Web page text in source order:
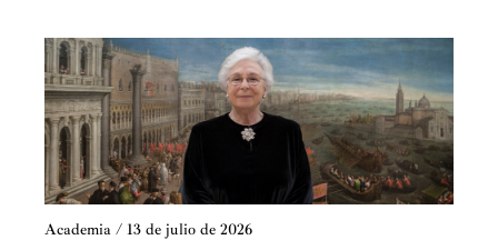
Academia / 13 de julio de 2026